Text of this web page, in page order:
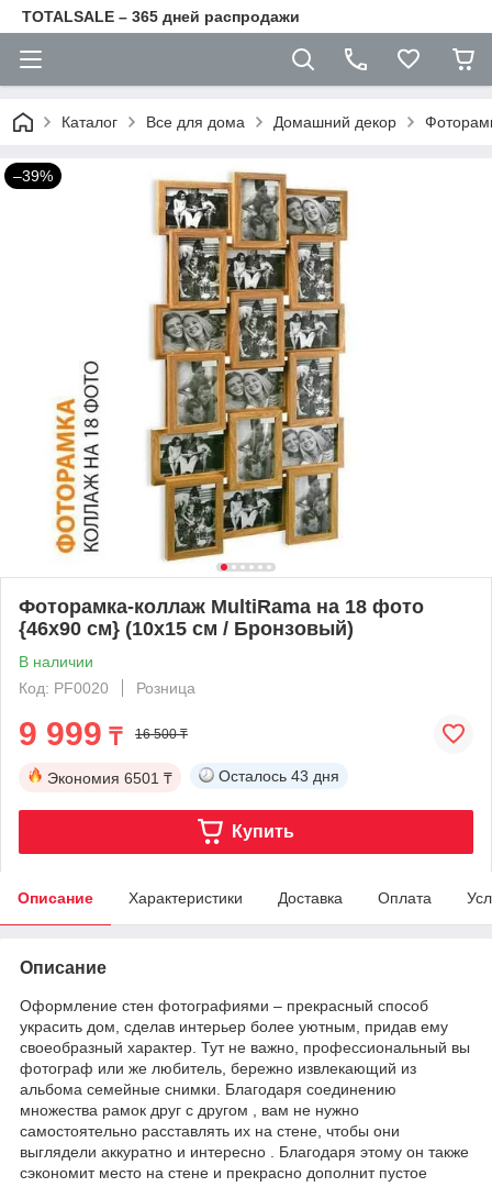
TOTALSALE – 365 дней распродажи
Каталог Все для дома Домашний декор
–39%
Фоторамка-коллаж MultiRama на 18 фото
{46х90 см} (10х15 см / Бронзовый)
В наличии
Код: PF0020
Розница
9 999 ₸ 16 500 ₸
Экономия 6501 ₸ Осталось 43 дня
Купить
Описание Характеристики Доставка Оплата
Описание
Оформление стен фотографиями – прекрасный способ
украсить дом, сделав интерьер более уютным, придав ему
своеобразный характер. Тут не важно, профессиональный вы
фотограф или же любитель, бережно извлекающий из
альбома семейные снимки. Благодаря соединению
множества рамок друг с другом , вам не нужно
самостоятельно расставлять их на стене, чтобы они
выглядели аккуратно и интересно . Благодаря этому он также
сэкономит место на стене и прекрасно дополнит пустое